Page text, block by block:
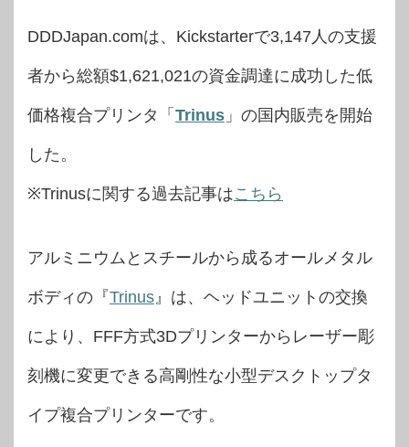
DDDJapan.comは、Kickstarterで3,147人の支援
者から総額$1,621,021の資金調達に成功した低
価格複合プリンタ「 Trinus 」の国内販売を開始
した。
※Trinusに関する過去記事はこちら
アルミニウムとスチールから成るオールメタル
ボディの『Trinus 』は、ヘッドユニットの交換
により、FFF方式3Dプリンターからレーザー彫
刻機に変更できる高剛性な小型デスクトップタ
イプ複合プリンターです。